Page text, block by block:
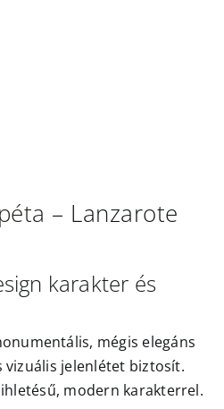
– Lanzarote
karakter és
mégis elegáns
jelenlétet biztosít.
modern karakterrel.